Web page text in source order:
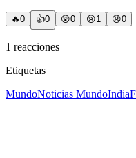
🔥0 👍0 😲0 😢1 😠0
1 reacciones
Etiquetas
MundoNoticias MundoIndia